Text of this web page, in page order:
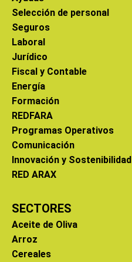
Selección de personal
Seguros
Laboral
Jurídico
Fiscal y Contable
Energía
Formación
REDFARA
Programas Operativos
Comunicación
Innovación y Sostenibilidad
RED ARAX
SECTORES
Aceite de Oliva
Arroz
Cereales